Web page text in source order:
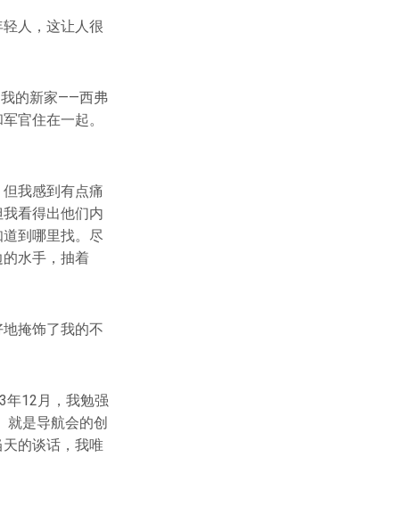
人，这让人很
我的新家——西弗
官住在一起。
我感到有点痛
看得出他们内
到哪里找。尽
水手，抽着
掩饰了我的不
年12月，我勉强
就是导航会的创
的谈话，我唯